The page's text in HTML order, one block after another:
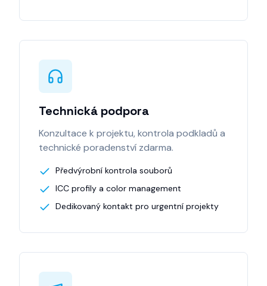
Technická podpora
Konzultace k projektu, kontrola podkladů a
technické poradenství zdarma.
Předvýrobní kontrola souborů
ICC profily a color management
Dedikovaný kontakt pro urgentní projekty